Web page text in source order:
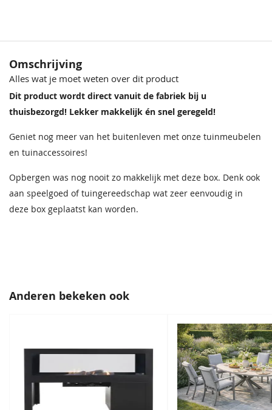
Omschrijving
Alles wat je moet weten over dit product
Dit product wordt direct vanuit de fabriek bij u
thuisbezorgd! Lekker makkelijk én snel geregeld!
Geniet nog meer van het buitenleven met onze tuinmeubelen
en tuinaccessoires!
Opbergen was nog nooit zo makkelijk met deze box. Denk ook
aan speelgoed of tuingereedschap wat zeer eenvoudig in
deze box geplaatst kan worden.
Anderen bekeken ook